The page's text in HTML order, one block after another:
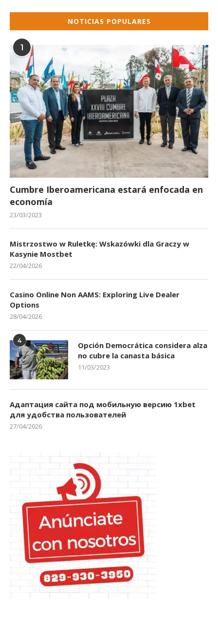
NOTICIAS POPULARES
1
Cumbre Iberoamericana estará enfocada en
economía
23/03/2023
Mistrzostwo w Ruletkę: Wskazówki dla Graczy w
Kasynie Mostbet
22/04/2026
Casino Online Non AAMS: Exploring Live Dealer
Options
28/04/2026
4
Opción Democrática considera alza
no cubre la canasta básica
11/03/2023
Адаптация сайта под мобильную версию 1xbet
для удобства пользователей
27/04/2026